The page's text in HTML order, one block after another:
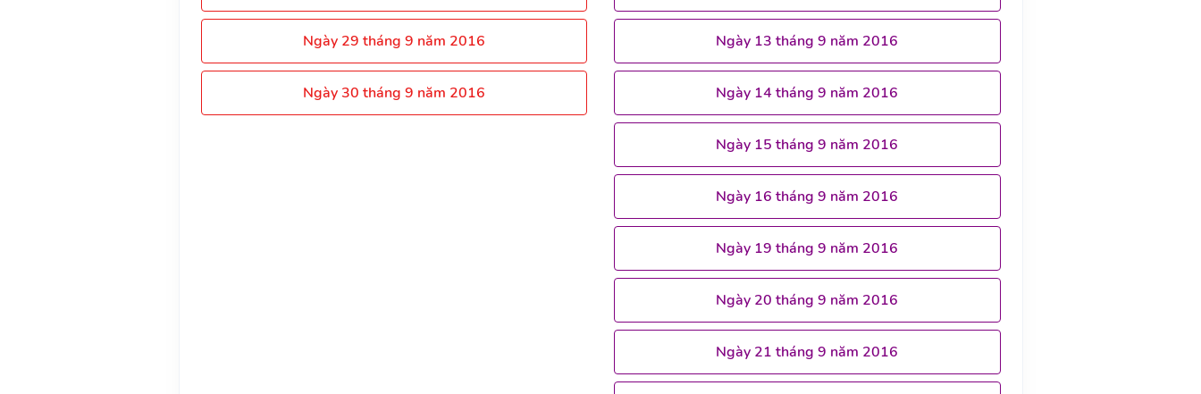
Ngày 29 tháng 9 năm 2016
Ngày 30 tháng 9 năm 2016
Ngày 13 tháng 9 năm 2016
Ngày 14 tháng 9 năm 2016
Ngày 15 tháng 9 năm 2016
Ngày 16 tháng 9 năm 2016
Ngày 19 tháng 9 năm 2016
Ngày 20 tháng 9 năm 2016
Ngày 21 tháng 9 năm 2016